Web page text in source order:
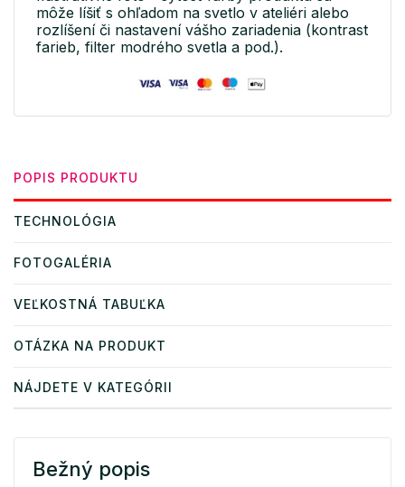
môže líšiť s ohľadom na svetlo v ateliéri alebo
rozlíšení či nastavení vášho zariadenia (kontrast
farieb, filter modrého svetla a pod.).
POPIS PRODUKTU
TECHNOLÓGIA
FOTOGALÉRIA
VEĽKOSTNÁ TABUĽKA
OTÁZKA NA PRODUKT
NÁJDETE V KATEGÓRII
Bežný popis